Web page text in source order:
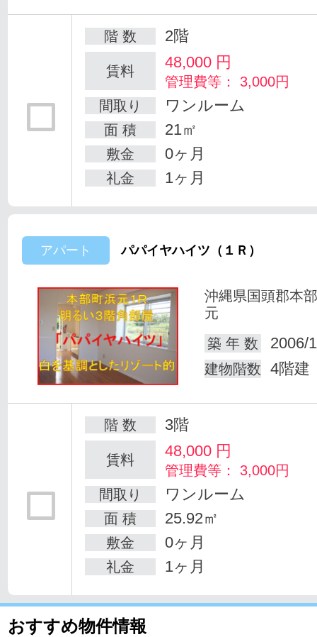
階 数 2階
賃料 48,000 円
管理費等： 3,000円
間取り
ワンルーム
面 積 21㎡
敷金 0ヶ月
礼金 1ヶ月
アパート パパイヤハイツ（１Ｒ）
沖縄県国頭郡本
元
築 年 数
2006/
建物階数 4階建
階 数 3階
賃料 48,000 円
管理費等： 3,000円
間取り
ワンルーム
面 積 25.92㎡
敷金 0ヶ月
礼金 1ヶ月
おすすめ物件情報